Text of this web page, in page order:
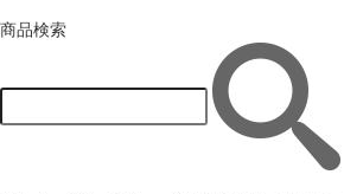
商品検索